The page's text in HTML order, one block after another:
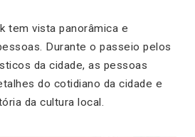
tem vista panorâmica e
Durante o passeio pelos
da cidade, as pessoas
do cotidiano da cidade e
da cultura local.